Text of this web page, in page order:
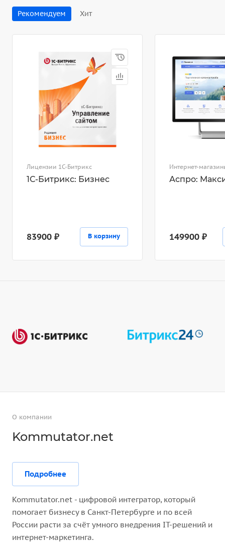
Рекомендуем Хит
Лицензии 1С-Битрикс
1С-Битрикс: Бизнес
83900 ₽ В корзину
Интернет-
Аспро:
149900 ₽
О компании
Kommutator.net
Подробнее
Kommutator.net - цифровой интегратор, который
помогает бизнесу в Санкт-Петербурге и по всей
России расти за счёт умного внедрения IT-решений и
интернет-маркетинга.